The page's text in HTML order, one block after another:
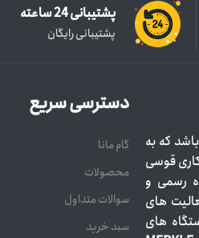
پشتیبانی 24 ساعته
پشتیبانی رایگان
که به
قوسی
رسمی و
های
های
دسترسی سریع
گام مانا
محصولات
سوالات متداول
سبد خرید